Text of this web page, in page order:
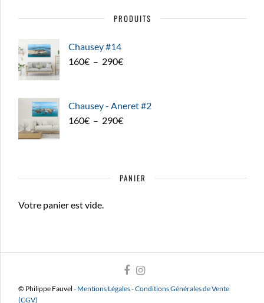
PRODUITS
Chausey #14
160€ – 290€Plage
160€
à
Chausey - Aneret #2
160€ – 290€Plage
à
PANIER
Votre panier est vide.
© Philippe Fauvel - Mentions Légales-Conditions Générales de Vente
(CGV)